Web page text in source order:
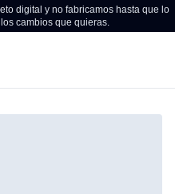
digital y no fabricamos hasta que lo
cambios que quieras.